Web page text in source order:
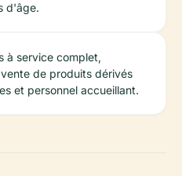
d'âge.
à service complet,
de produits dérivés
et personnel accueillant.